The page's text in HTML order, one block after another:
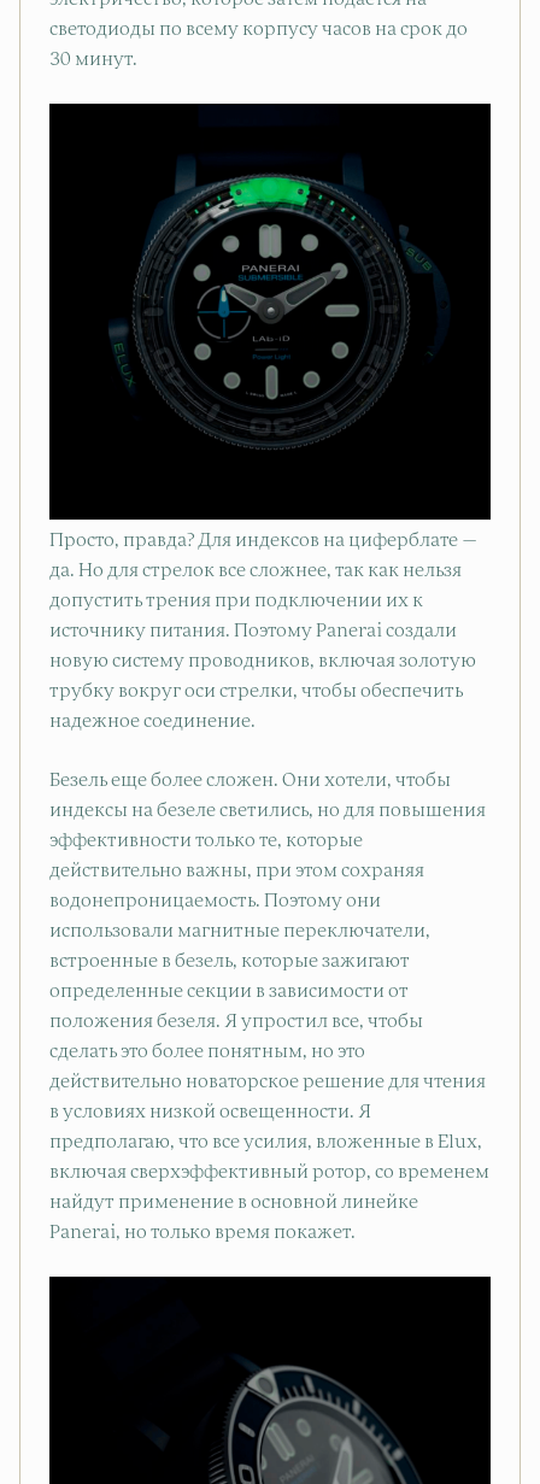
светодиоды по всему корпусу часов на срок до
30 минут.
Просто, правда? Для индексов на циферблате —
да. Но для стрелок все сложнее, так как нельзя
допустить трения при подключении их к
источнику питания. Поэтому Panerai создали
новую систему проводников, включая золотую
трубку вокруг оси стрелки, чтобы обеспечить
надежное соединение.
Безель еще более сложен. Они хотели, чтобы
индексы на безеле светились, но для повышения
эффективности только те, которые
действительно важны, при этом сохраняя
водонепроницаемость. Поэтому они
использовали магнитные переключатели,
встроенные в безель, которые зажигают
определенные секции в зависимости от
положения безеля. Я упростил все, чтобы
сделать это более понятным, но это
действительно новаторское решение для чтения
в условиях низкой освещенности. Я
предполагаю, что все усилия, вложенные в Elux,
включая сверхэффективный ротор, со временем
найдут применение в основной линейке
Panerai, но только время покажет.